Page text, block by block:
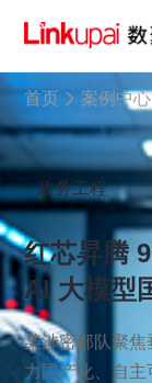
首页 案例中心
政务工程
红芯昇腾
AI 大模型
某涉密部队聚
力国产化、自